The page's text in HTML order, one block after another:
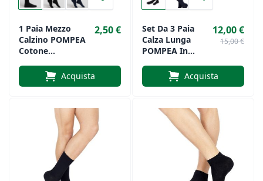
1 Paia Mezzo
Calzino POMPEA
Cotone
Lui/Lei
2,50 €
Acquista
Set Da 3 Paia
Calza Lunga
POMPEA In
Microfibra
12,00 €
15,00 €
Acquista